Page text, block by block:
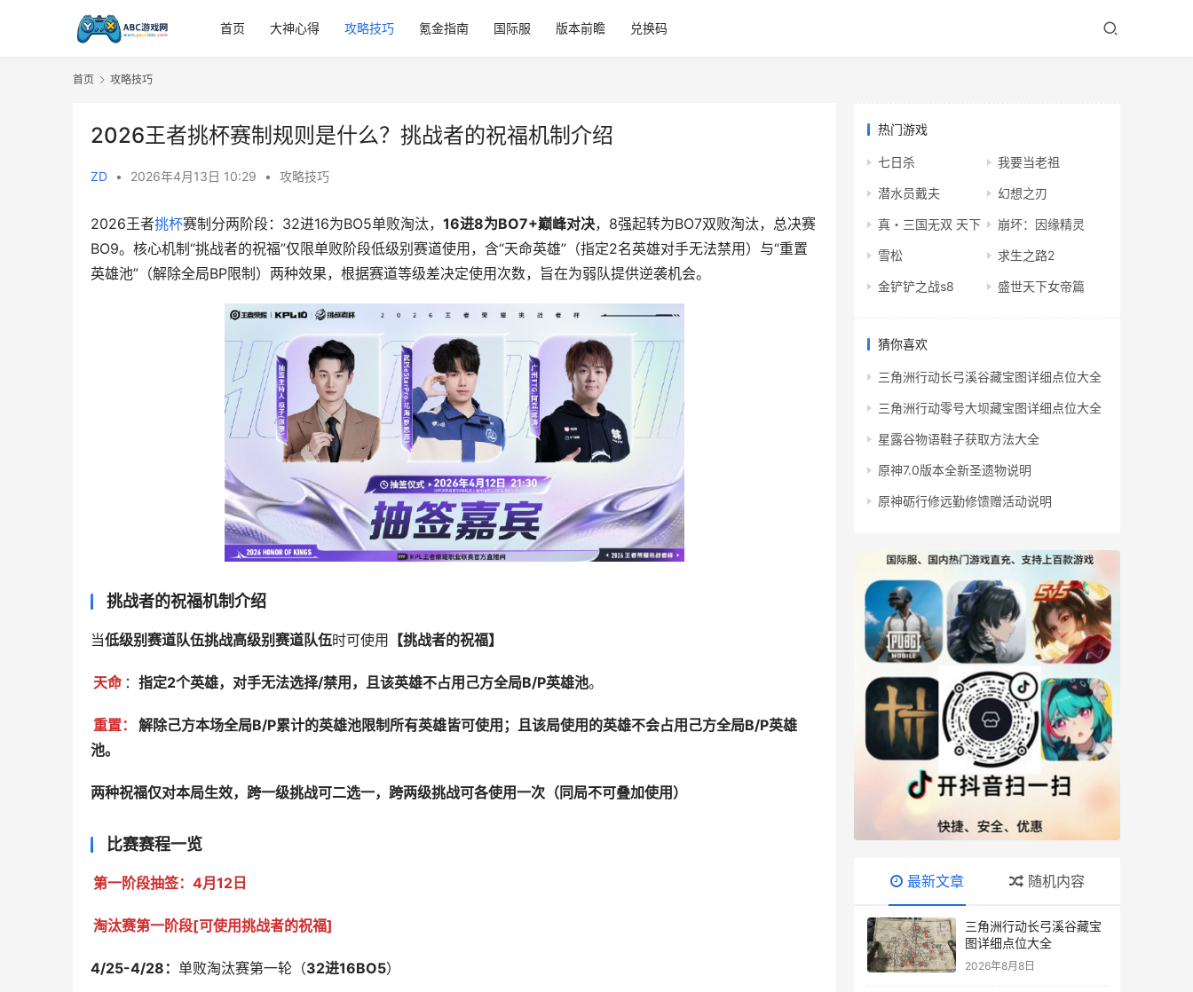
首页 大神心得 攻略技巧 氪金指南 国际服 版本前瞻 兑换码
首页 攻略技巧
2026王者挑杯赛制规则是什么？挑战者的祝福机制介绍
ZD • 2026年4月13日 10:29 • 攻略技巧
2026王者挑杯赛制分两阶段：32进16为BO5单败淘汰， 16进8为BO7+巅峰对决，8强起转为BO7双败淘汰，总决赛
BO9。核心机制“挑战者的祝福”仅限单败阶段低级别赛道使用，含“天命英雄”（指定2名英雄对手无法禁用）与“重置
英雄池”（解除全局BP限制）两种效果，根据赛道等级差决定使用次数，旨在为弱队提供逆袭机会。
挑战者的祝福机制介绍
当低级别赛道队伍挑战高级别赛道队伍时可使用 【挑战者的祝福】
天命 ：指定2个英雄，对手无法选择/禁用，且该英雄不占用己方全局B/P英雄池。
重置：
解除己方本场全局B/P累计的英雄池限制所有英雄皆可使用；且该局使用的英雄不会占用己方全局B/P英雄
池。
两种祝福仅对本局生效，跨一级挑战可二选一，跨两级挑战可各使用一次（同局不可叠加使用）
比赛赛程一览
第一阶段抽签：4月12日
淘汰赛第一阶段[可使用挑战者的祝福]
4/25-4/28： 单败淘汰赛第一轮（32进16BO5）
热门游戏
七日杀 我要当老祖
潜水员戴夫 幻想之刃
真・三国无双 天下 崩坏：因缘精灵
雪松 求生之路2
金铲铲之战s8 盛世天下女帝篇
猜你喜欢
三角洲行动长弓溪谷藏宝图详细点位大全
三角洲行动零号大坝藏宝图详细点位大全
星露谷物语鞋子获取方法大全
原神7.0版本全新圣遗物说明
原神砺行修远勤修馈赠活动说明
最新文章 随机内容
三角洲行动长弓溪谷藏宝
图详细点位大全
2026年8月8日